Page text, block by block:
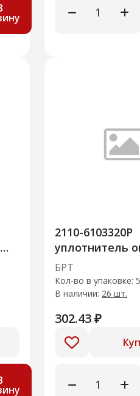
2110-6103320Р
уплотнитель
стекла
внутренний
БРТ
Кол-во в упаковке:
В наличии: 26 шт.
302.43 ₽